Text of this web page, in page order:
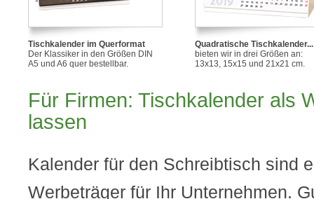
Tischkalender im Querformat
Der Klassiker in den Größen DIN
A5 und A6 quer bestellbar.
Quadratische Tischkalender...
bieten wir in drei Größen an:
13x13, 15x15 und 21x21 cm.
Für Firmen: Tischkalender als
lassen
Kalender für den Schreibtisch sind
Werbeträger für Ihr Unternehmen.